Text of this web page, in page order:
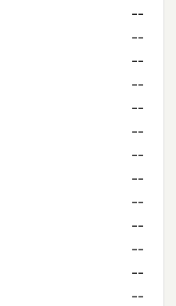
--
--
--
--
--
--
--
--
--
--
--
--
--